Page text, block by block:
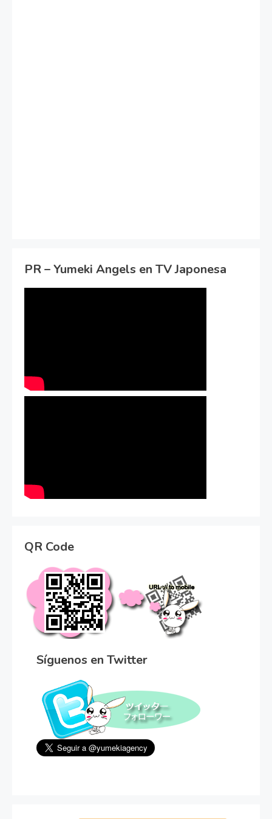
PR – Yumeki Angels en TV Japonesa
QR Code
Síguenos en Twitter